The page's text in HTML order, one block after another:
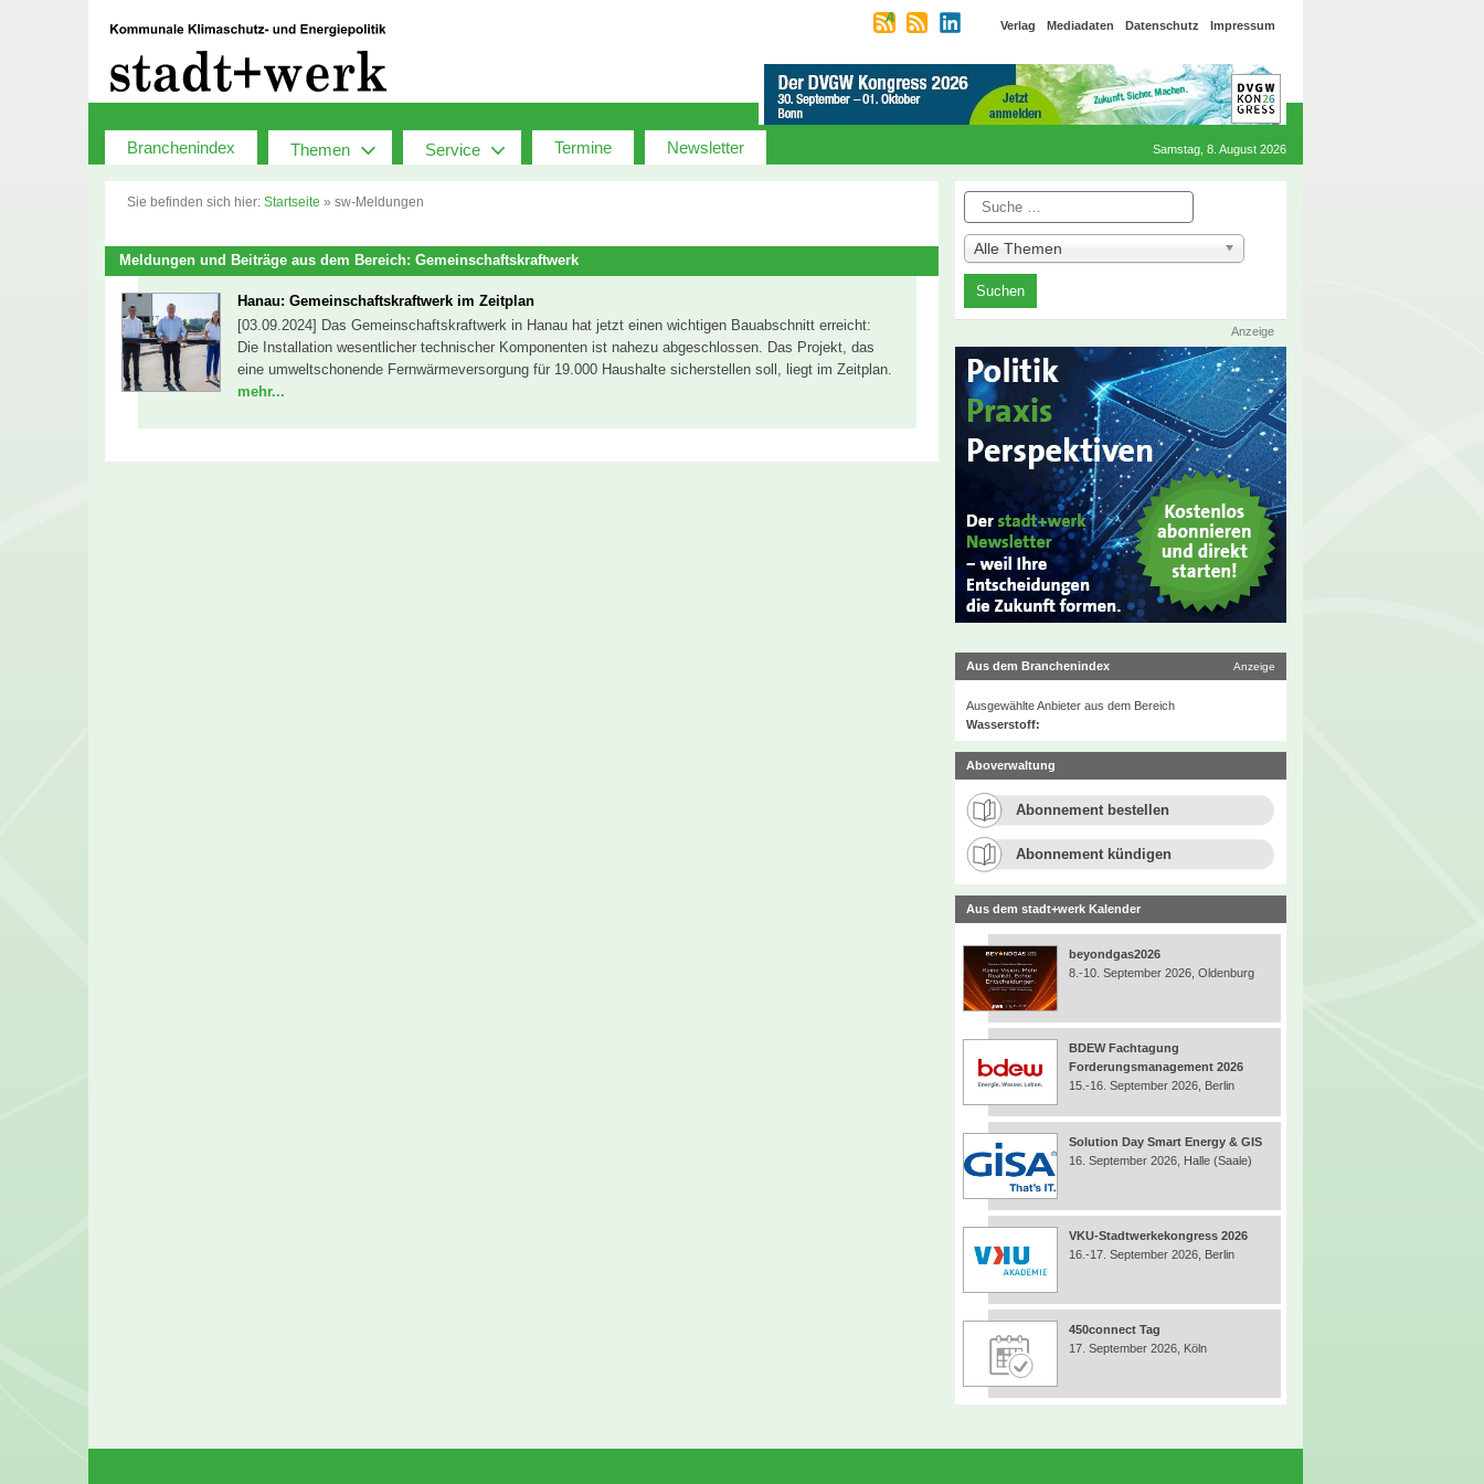
Verlag Mediadaten Datenschutz Impressum
Branchenindex Themen Service Termine Newsletter Samstag, 8. August 2026
Sie befinden sich hier: Startseite » sw-Meldungen
Meldungen und Beiträge aus dem Bereich: Gemeinschaftskraftwerk
Hanau: Gemeinschaftskraftwerk im Zeitplan
[03.09.2024] Das Gemeinschaftskraftwerk in Hanau hat jetzt einen wichtigen Bauabschnitt erreicht:
Die Installation wesentlicher technischer Komponenten ist nahezu abgeschlossen. Das Projekt, das
eine umweltschonende Fernwärmeversorgung für 19.000 Haushalte sicherstellen soll, liegt im Zeitplan.
mehr...
Suche
Alle Themen
Anzeige
Aus dem Branchenindex Anzeige
Ausgewählte Anbieter aus dem Bereich
Wasserstoff:
Aboverwaltung
Abonnement bestellen
Abonnement kündigen
Aus dem stadt+werk Kalender
beyondgas2026
8.-10. September 2026, Oldenburg
BDEW Fachtagung
Forderungsmanagement 2026
15.-16. September 2026, Berlin
Solution Day Smart Energy & GIS
16. September 2026, Halle (Saale)
VKU-Stadtwerkekongress 2026
16.-17. September 2026, Berlin
450connect Tag
17. September 2026, Köln